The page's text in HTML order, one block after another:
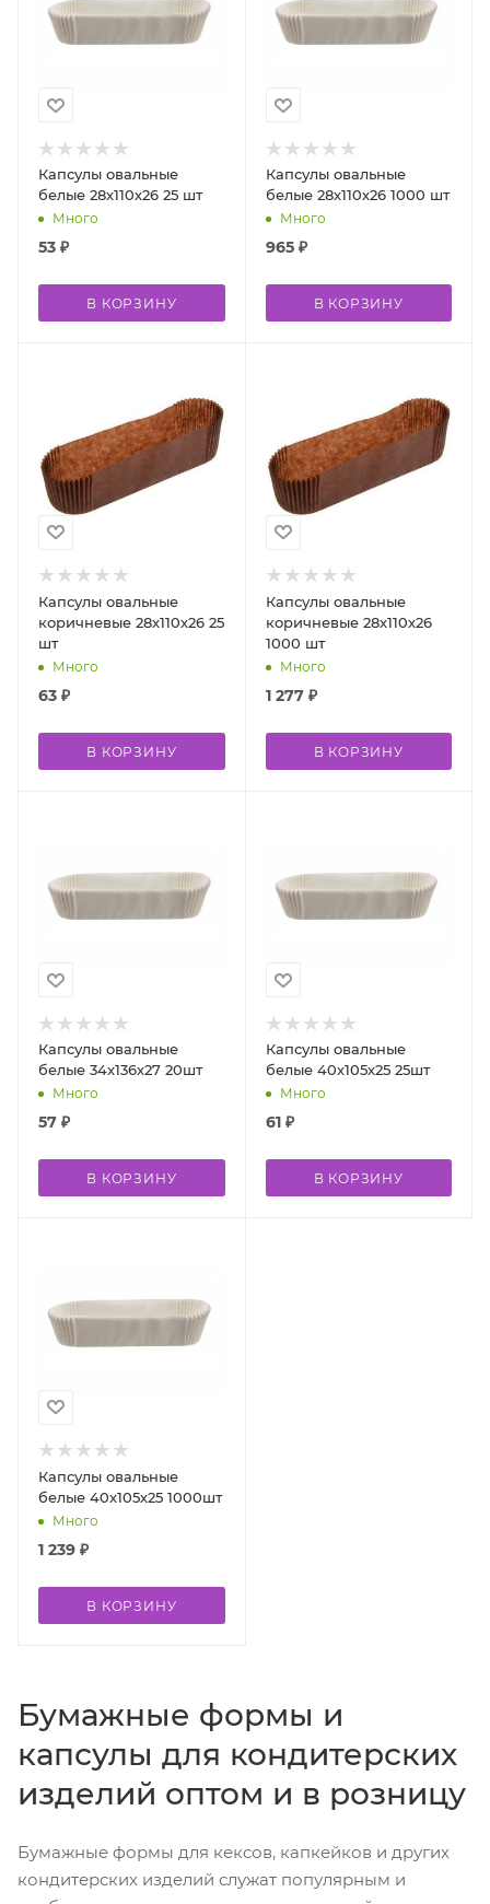
Капсулы овальные
белые 28х110х26 25 шт
Много
53 ₽
В КОРЗИНУ
Капсулы овальные
белые 28х110х26 1000 шт
Много
965₽
В КОРЗИНУ
Капсулы овальные
коричневые 28х110х26 25
шт
Много
63 ₽
В КОРЗИНУ
Капсулы овальные
коричневые 28х110х26
1000 шт
Много
1 277₽
В КОРЗИНУ
Капсулы овальные
белые 34х136х27 20шт
Много
57 ₽
В КОРЗИНУ
Капсулы овальные
белые 40х105х25 25шт
Много
61₽
В КОРЗИНУ
Капсулы овальные
белые 40х105х25 1000шт
Много
1 239 ₽
В КОРЗИНУ
Бумажные формы и
капсулы для кондитерских
изделий оптом и в розницу
Бумажные формы для кексов, капкейков и других
кондитерских изделий служат популярным и